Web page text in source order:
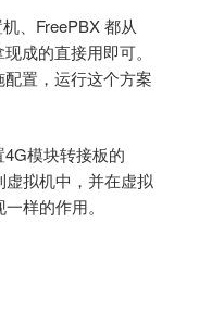
、FreePBX 都从
成的直接用即可。
置，运行这个方案
模块转接板的
虚拟机中，并在虚拟
样的作用。